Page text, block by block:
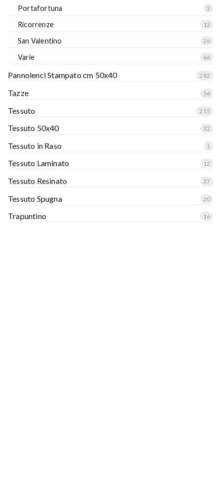
Portafortuna 2
Ricorrenze 12
San Valentino 26
Varie 66
Pannolenci Stampato cm 50x40 282
Tazze 36
Tessuto 255
Tessuto 50x40 32
Tessuto in Raso 1
Tessuto Laminato 12
Tessuto Resinato 27
Tessuto Spugna 20
Trapuntino 16